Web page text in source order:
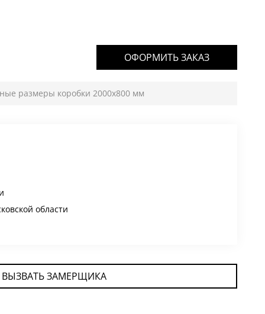
ОФОРМИТЬ ЗАКАЗ
размеры коробки 2000х800 мм
области
ВЫЗВАТЬ ЗАМЕРЩИКА